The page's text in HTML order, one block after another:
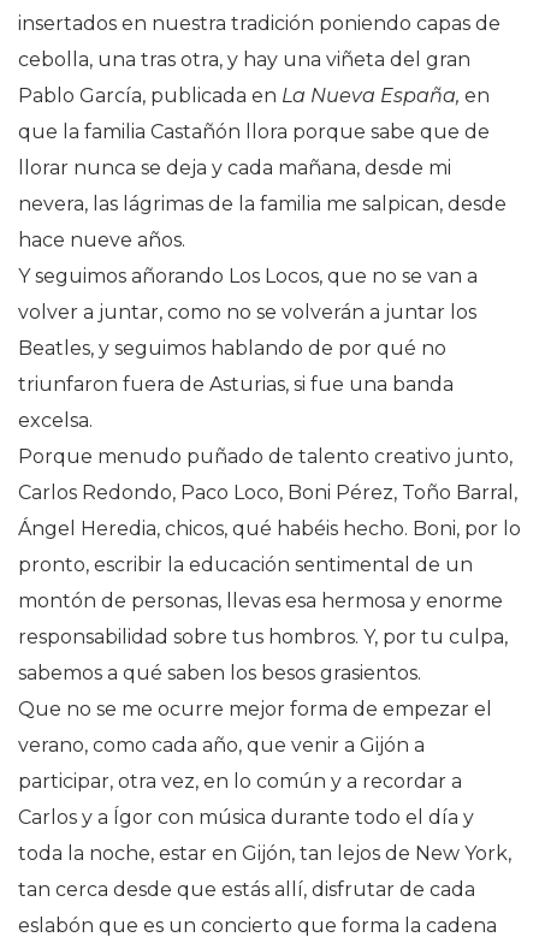
insertados en nuestra tradición poniendo capas de
cebolla, una tras otra, y hay una viñeta del gran
Pablo García, publicada en La Nueva España, en
que la familia Castañón llora porque sabe que de
llorar nunca se deja y cada mañana, desde mi
nevera, las lágrimas de la familia me salpican, desde
hace nueve años.
Y seguimos añorando Los Locos, que no se van a
volver a juntar, como no se volverán a juntar los
Beatles, y seguimos hablando de por qué no
triunfaron fuera de Asturias, si fue una banda
excelsa.
Porque menudo puñado de talento creativo junto,
Carlos Redondo, Paco Loco, Boni Pérez, Toño Barral,
Ángel Heredia, chicos, qué habéis hecho. Boni, por lo
pronto, escribir la educación sentimental de un
montón de personas, llevas esa hermosa y enorme
responsabilidad sobre tus hombros. Y, por tu culpa,
sabemos a qué saben los besos grasientos.
Que no se me ocurre mejor forma de empezar el
verano, como cada año, que venir a Gijón a
participar, otra vez, en lo común y a recordar a
Carlos y a Ígor con música durante todo el día y
toda la noche, estar en Gijón, tan lejos de New York,
tan cerca desde que estás allí, disfrutar de cada
eslabón que es un concierto que forma la cadena